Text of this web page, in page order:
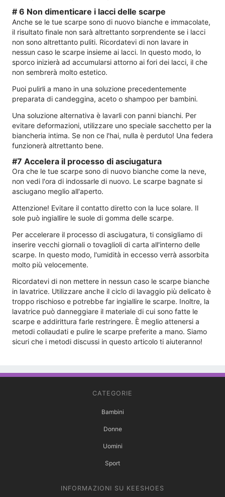
# 6 Non dimenticare i lacci delle scarpe
Anche se le tue scarpe sono di nuovo bianche e immacolate,
il risultato finale non sarà altrettanto sorprendente se i lacci
non sono altrettanto puliti. Ricordatevi di non lavare in
nessun caso le scarpe insieme ai lacci. In questo modo, lo
sporco inizierà ad accumularsi attorno ai fori dei lacci, il che
non sembrerà molto estetico.
Puoi pulirli a mano in una soluzione precedentemente
preparata di candeggina, aceto o shampoo per bambini.
Una soluzione alternativa è lavarli con panni bianchi. Per
evitare deformazioni, utilizzare uno speciale sacchetto per la
biancheria intima. Se non ce l'hai, nulla è perduto! Una federa
funzionerà altrettanto bene.
#7 Accelera il processo di asciugatura
Ora che le tue scarpe sono di nuovo bianche come la neve,
non vedi l'ora di indossarle di nuovo. Le scarpe bagnate si
asciugano meglio all'aperto.
Attenzione! Evitare il contatto diretto con la luce solare. Il
sole può ingiallire le suole di gomma delle scarpe.
Per accelerare il processo di asciugatura, ti consigliamo di
inserire vecchi giornali o tovaglioli di carta all'interno delle
scarpe. In questo modo, l'umidità in eccesso verrà assorbita
molto più velocemente.
Ricordatevi di non mettere in nessun caso le scarpe bianche
in lavatrice. Utilizzare anche il ciclo di lavaggio più delicato è
troppo rischioso e potrebbe far ingiallire le scarpe. Inoltre, la
lavatrice può danneggiare il materiale di cui sono fatte le
scarpe e addirittura farle restringere. È meglio attenersi a
metodi collaudati e pulire le scarpe preferite a mano. Siamo
sicuri che i metodi discussi in questo articolo ti aiuteranno!
CATEGORIE
Bambini
Donne
Uomini
Sport
INFORMAZIONI SU KEESHOES